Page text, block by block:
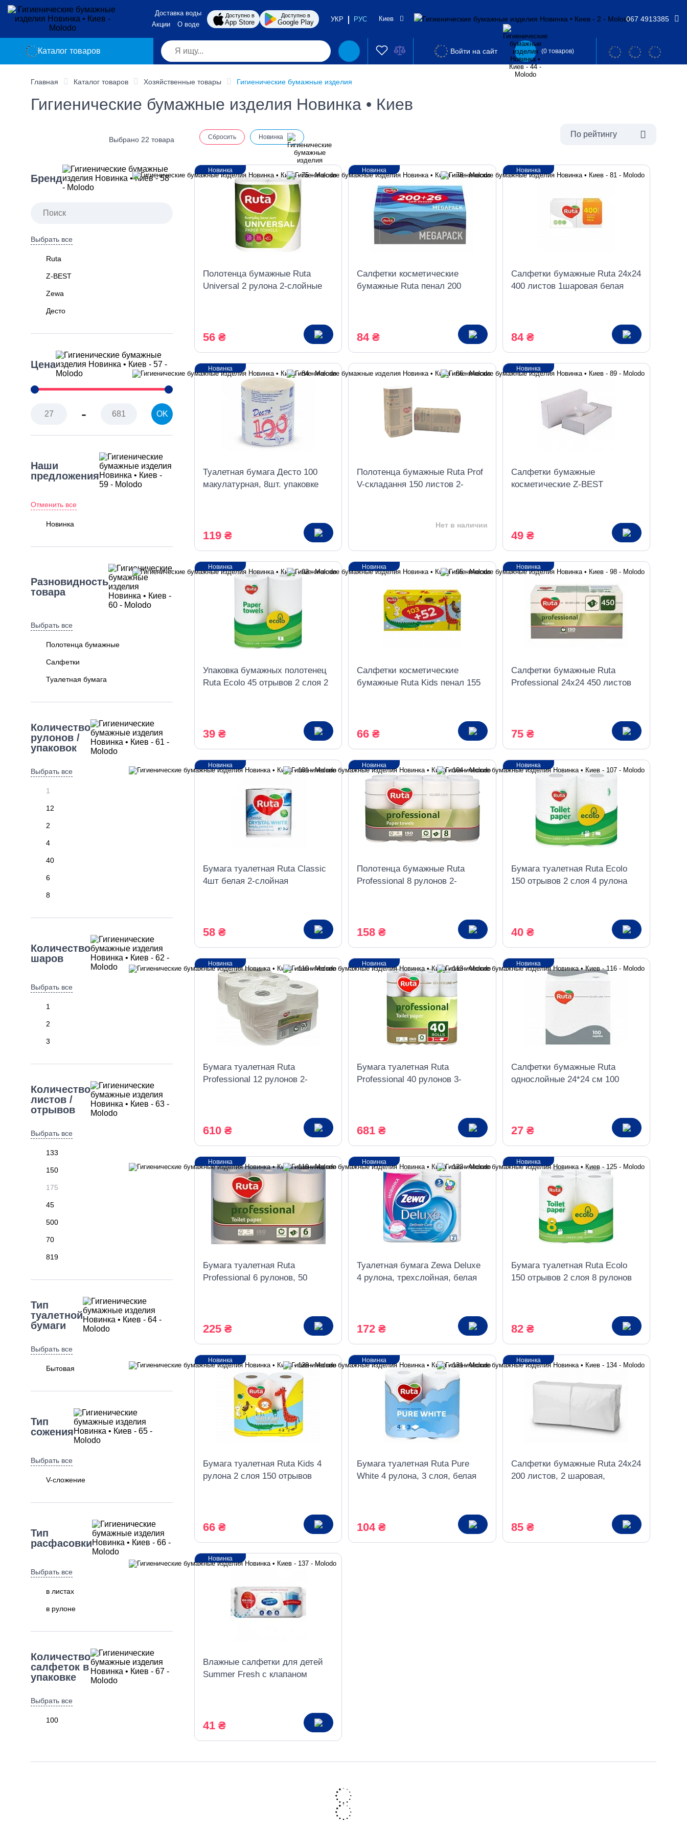
Доставка воды
Акции
О воде
Доступно в
App Store
Доступно в
Google Play УКР РУС Киев 067 4913385
Каталог товаров Войти на сайт (0 товаров)
Главная Каталог товаров Хозяйственные товары Гигиенические бумажные изделия
Гигиенические бумажные изделия Новинка • Киев
Цена
- OK
Бренд
Выбрать все
Ruta
Z-BEST
Zewa
Десто
Наши
предложения
Отменить все
Новинка
Разновидность
товара
Выбрать все
Полотенца бумажные
Салфетки
Туалетная бумага
Количество
рулонов /
упаковок
Выбрать все
1
12
2
4
40
6
8
Количество
шаров
Выбрать все
1
2
3
Количество
листов /
отрывов
Выбрать все
133
150
175
45
500
70
819
Тип
туалетной
бумаги
Выбрать все
Бытовая
Тип
сожения
Выбрать все
V-сложение
Тип
расфасовки
Выбрать все
в листах
в рулоне
Количество
салфеток в
упаковке
Выбрать все
100
По рейтингу
Выбрано 22 товара Сбросить Новинка
Полотенца бумажные Ruta
Universal 2 рулона 2-слойные
56 ₴
Новинка
Салфетки косметические
бумажные Ruta пенал 200
84 ₴
Новинка
Салфетки бумажные Ruta 24х24
400 листов 1шаровая белая
84 ₴
Новинка
Туалетная бумага Десто 100
макулатурная, 8шт. упаковке
119 ₴
Новинка
Полотенца бумажные Ruta Prof
V-складання 150 листов 2-
Нет в наличии
Салфетки бумажные
косметические Z-BEST
49 ₴
Новинка
Упаковка бумажных полотенец
Ruta Ecolo 45 отрывов 2 слоя 2
39 ₴
Новинка
Салфетки косметические
бумажные Ruta Kids пенал 155
66 ₴
Новинка
Салфетки бумажные Ruta
Professional 24х24 450 листов
75 ₴
Новинка
Бумага туалетная Ruta Classic
4шт белая 2-слойная
58 ₴
Новинка
Полотенца бумажные Ruta
Professional 8 рулонов 2-
158 ₴
Новинка
Бумага туалетная Ruta Ecolo
150 отрывов 2 слоя 4 рулона
40 ₴
Новинка
Бумага туалетная Ruta
Professional 12 рулонов 2-
610 ₴
Новинка
Бумага туалетная Ruta
Professional 40 рулонов 3-
681 ₴
Новинка
Салфетки бумажные Ruta
однослойные 24*24 см 100
27 ₴
Новинка
Бумага туалетная Ruta
Professional 6 рулонов, 50
225 ₴
Новинка
Туалетная бумага Zewa Deluxe
4 рулона, трехслойная, белая
172 ₴
Новинка
Бумага туалетная Ruta Ecolo
150 отрывов 2 слоя 8 рулонов
82 ₴
Новинка
Бумага туалетная Ruta Kids 4
рулона 2 слоя 150 отрывов
66 ₴
Новинка
Бумага туалетная Ruta Pure
White 4 рулона, 3 слоя, белая
104 ₴
Новинка
Салфетки бумажные Ruta 24х24
200 листов, 2 шаровая,
85 ₴
Новинка
Влажные салфетки для детей
Summer Fresh с клапаном
41 ₴
Новинка